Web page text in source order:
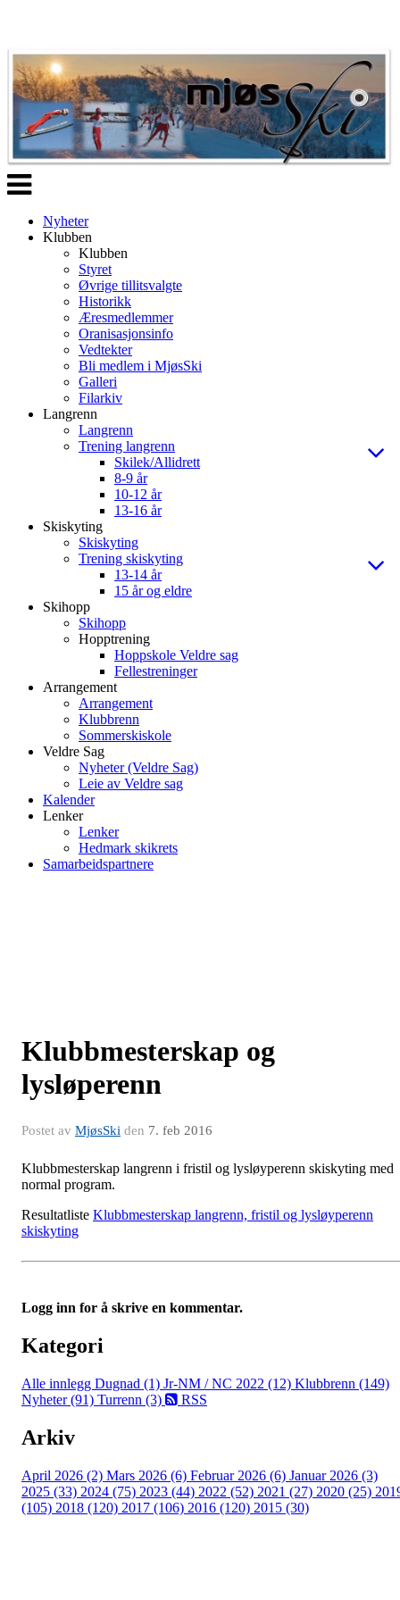
Veksle
navigasjon
Nyheter
Klubben
Klubben
Styret
Øvrige tillitsvalgte
Historikk
Æresmedlemmer
Oranisasjonsinfo
Vedtekter
Bli medlem i MjøsSki
Galleri
Filarkiv
Langrenn
Langrenn
Trening langrenn
Skilek/Allidrett
8-9 år
10-12 år
13-16 år
Skiskyting
Skiskyting
Trening skiskyting
13-14 år
15 år og eldre
Skihopp
Skihopp
Hopptrening
Hoppskole Veldre sag
Fellestreninger
Arrangement
Arrangement
Klubbrenn
Sommerskiskole
Veldre Sag
Nyheter (Veldre Sag)
Leie av Veldre sag
Kalender
Lenker
Lenker
Hedmark skikrets
Samarbeidspartnere
Klubbmesterskap og
lysløperenn
Postet av MjøsSki den 7. feb 2016
Klubbmesterskap langrenn i fristil og lysløyperenn skiskyting med
normal program.
Resultatliste Klubbmesterskap langrenn, fristil og lysløyperenn
skiskyting
Logg inn for å skrive en kommentar.
Kategori
Alle innlegg Dugnad (1) Jr-NM / NC 2022 (12) Klubbrenn (149)
Nyheter (91) Turrenn (3) RSS
Arkiv
April 2026 (2) Mars 2026 (6) Februar 2026 (6) Januar 2026 (3)
2025 (33) 2024 (75) 2023 (44) 2022 (52) 2021 (27) 2020 (25)
(105) 2018 (120) 2017 (106) 2016 (120) 2015 (30)